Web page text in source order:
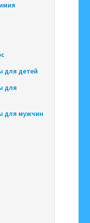
для детей
для
для мужчин